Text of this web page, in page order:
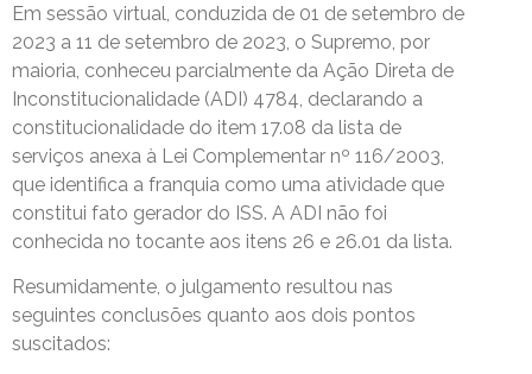
Em sessão virtual, conduzida de 01 de setembro de
2023 a 11 de setembro de 2023, o Supremo, por
maioria, conheceu parcialmente da Ação Direta de
Inconstitucionalidade (ADI) 4784, declarando a
constitucionalidade do item 17.08 da lista de
serviços anexa à Lei Complementar nº 116/2003,
que identifica a franquia como uma atividade que
constitui fato gerador do ISS. A ADI não foi
conhecida no tocante aos itens 26 e 26.01 da lista.
Resumidamente, o julgamento resultou nas
seguintes conclusões quanto aos dois pontos
suscitados: